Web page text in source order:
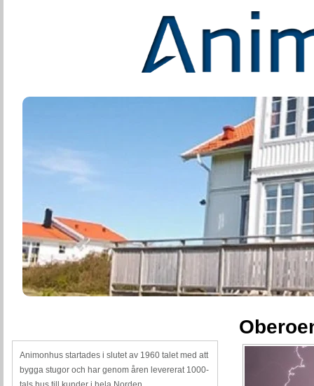
Animonhus startades i slutet av 1960 talet med att
bygga stugor och har genom åren levererat 1000-